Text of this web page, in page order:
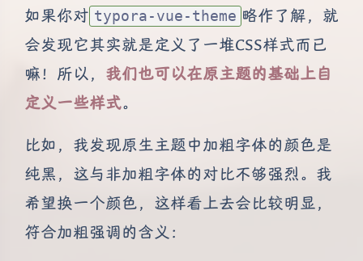
如果你对 typora-vue-theme 略作了解，就
会发现它其实就是定义了一堆CSS样式而已
嘛！所以， 我们也可以在原主题的基础上自
定义一些样式。
比如，我发现原生主题中加粗字体的颜色是
纯黑，这与非加粗字体的对比不够强烈。我
希望换一个颜色，这样看上去会比较明显，
符合加粗强调的含义：